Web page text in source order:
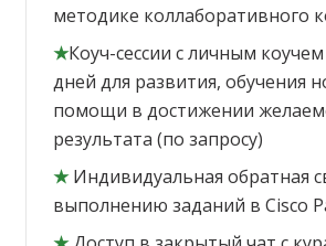
методике коллаборативного
★Коуч-сессии с личным
дней для развития, обучения
помощи в достижении
результата (по запросу)
★ Индивидуальная обратная
выполнению заданий в Cisco